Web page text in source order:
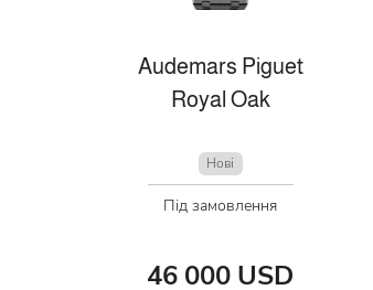
Audemars Piguet
Royal Oak
Нові
Під замовлення
46 000 USD